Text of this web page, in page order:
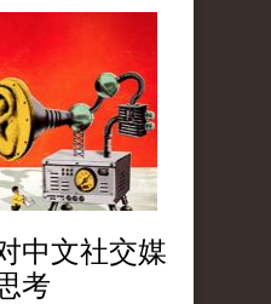
中文社交媒
考